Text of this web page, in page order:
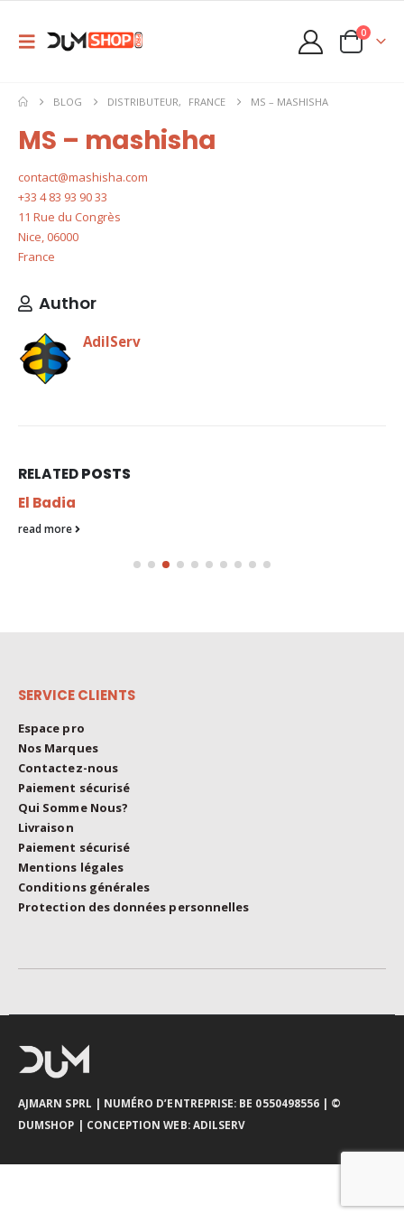
0
BLOG DISTRIBUTEUR, FRANCE MS – MASHISHA
MS – mashisha
contact@mashisha.com
+33 4 83 93 90 33
11 Rue du Congrès
Nice,06000
France
Author
AdilServ
RELATEDPOSTS
El Badia
read more
SERVICE CLIENTS
Espace pro
Nos Marques
Contactez-nous
Paiement sécurisé
Qui Somme Nous?
Livraison
Paiement sécurisé
Mentions légales
Conditions générales
Protection des données personnelles
AJMARN SPRL | NUMÉRO D’ENTREPRISE: BE 0550498556 | ©
DUMSHOP | CONCEPTION WEB: ADILSERV